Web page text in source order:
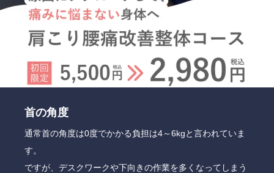
首の角度
通常首の角度は0度でかかる負担は4～6kgと言われていま
す。
ですが、デスクワークや下向きの作業を多くなってしまう